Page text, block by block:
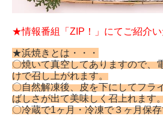
★情報番組「ZIP！」にてご紹介
★浜焼きとは・・・
〇焼いて真空してありますので、
けで召し上がれます。
〇自然解凍後、皮を下にしてフラ
ばしさが出て美味しく召上れます
〇冷蔵で1ヶ月・冷凍で３ヶ月保